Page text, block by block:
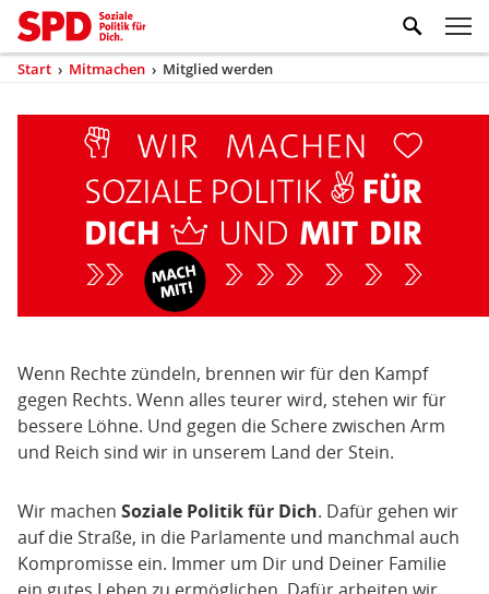
Kopfbereich
Sprungmarken-
Navigation
Zum Inhaltsbereich der Seite
Hauptnavigation
Sie
Start › Mitmachen › Mitglied werden
Inhaltsbereich
Mitglied
werden
Wenn Rechte zündeln, brennen wir für den Kampf
gegen Rechts. Wenn alles teurer wird, stehen wir für
bessere Löhne. Und gegen die Schere zwischen Arm
und Reich sind wir in unserem Land der Stein.
Wir machen Soziale Politik für Dich. Dafür gehen wir
auf die Straße, in die Parlamente und manchmal auch
Kompromisse ein. Immer um Dir und Deiner Familie